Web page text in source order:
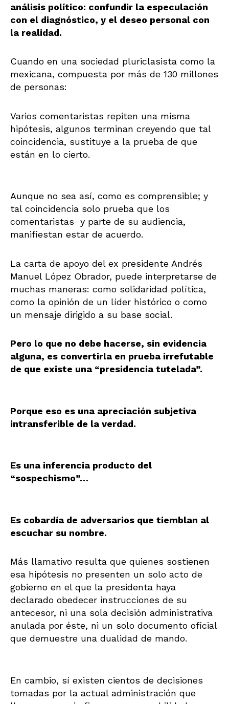
análisis político: confundir la especulación
con el diagnóstico, y el deseo personal con
la realidad.
Cuando en una sociedad pluriclasista como la
mexicana, compuesta por más de 130 millones
de personas:
Varios comentaristas repiten una misma
hipótesis, algunos terminan creyendo que tal
coincidencia, sustituye a la prueba de que
están en lo cierto.
Aunque no sea así, como es comprensible; y
tal coincidencia solo prueba que los
comentaristas y parte de su audiencia,
manifiestan estar de acuerdo.
La carta de apoyo del ex presidente Andrés
Manuel López Obrador, puede interpretarse de
muchas maneras: como solidaridad política,
como la opinión de un líder histórico o como
un mensaje dirigido a su base social.
Pero lo que no debe hacerse, sin evidencia
alguna, es convertirla en prueba irrefutable
de que existe una “presidencia tutelada”.
Porque eso es una apreciación subjetiva
intransferible de la verdad.
Es una inferencia producto del
“sospechismo”…
Es cobardía de adversarios que tiemblan al
escuchar su nombre.
Más llamativo resulta que quienes sostienen
esa hipótesis no presenten un solo acto de
gobierno en el que la presidenta haya
declarado obedecer instrucciones de su
antecesor, ni una sola decisión administrativa
anulada por éste, ni un solo documento oficial
que demuestre una dualidad de mando.
En cambio, sí existen cientos de decisiones
tomadas por la actual administración que